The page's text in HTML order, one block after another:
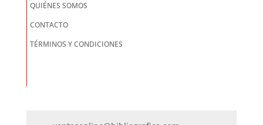
QUIÉNES SOMOS
CONTACTO
TÉRMINOS Y CONDICIONES